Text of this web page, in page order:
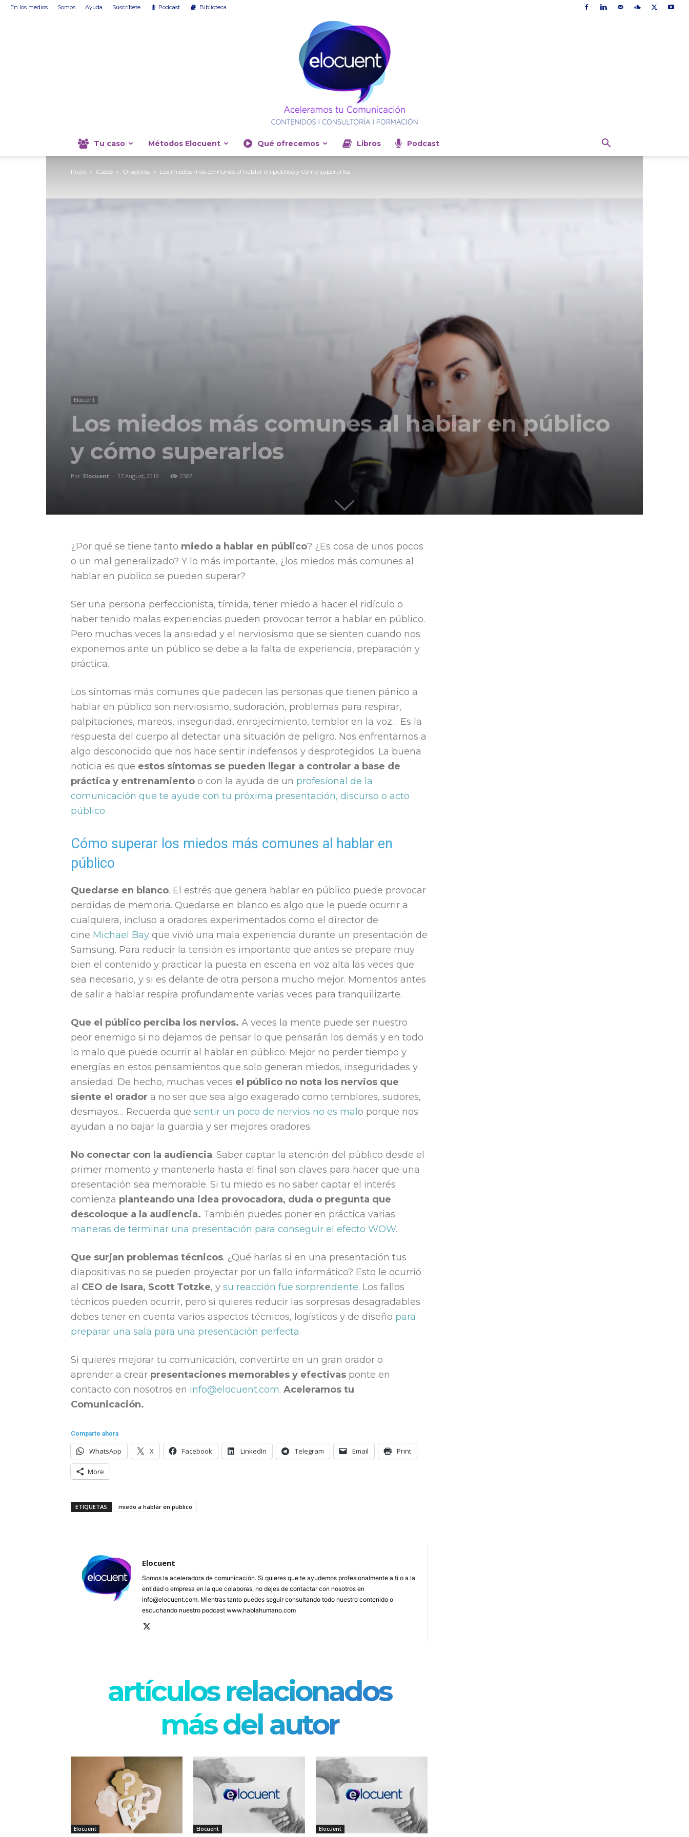
En los medios Somos Ayuda Suscríbete Podcast Biblioteca
que
liderar
Tu caso Métodos Elocuent Qué ofrecemos Libros Podcast
Inicio Casos Oradores Los miedos más comunes al hablar en público y cómo superarlos
Elocuent
Los miedos más comunes al hablar en público
y cómo superarlos
Por Elocuent - 27 August, 2019 2387
¿Por qué se tiene tanto miedo a hablar en público? ¿Es cosa de unos pocos
o un mal generalizado? Y lo más importante, ¿los miedos más comunes al
hablar en publico se pueden superar?
Ser una persona perfeccionista, tímida, tener miedo a hacer el ridículo o
haber tenido malas experiencias pueden provocar terror a hablar en público.
Pero muchas veces la ansiedad y el nerviosismo que se sienten cuando nos
exponemos ante un público se debe a la falta de experiencia, preparación y
práctica.
Los síntomas más comunes que padecen las personas que tienen pánico a
hablar en público son nerviosismo, sudoración, problemas para respirar,
palpitaciones, mareos, inseguridad, enrojecimiento, temblor en la voz… Es la
respuesta del cuerpo al detectar una situación de peligro. Nos enfrentarnos a
algo desconocido que nos hace sentir indefensos y desprotegidos. La buena
noticia es que estos síntomas se pueden llegar a controlar a base de
práctica y entrenamiento o con la ayuda de un profesional de la
comunicación que te ayude con tu próxima presentación, discurso o acto
público.
Cómo superar los miedos más comunes al hablar en
público
Quedarse en blanco. El estrés que genera hablar en público puede provocar
perdidas de memoria. Quedarse en blanco es algo que le puede ocurrir a
cualquiera, incluso a oradores experimentados como el director de
cine Michael Bay que vivió una mala experiencia durante un presentación de
Samsung. Para reducir la tensión es importante que antes se prepare muy
bien el contenido y practicar la puesta en escena en voz alta las veces que
sea necesario, y si es delante de otra persona mucho mejor. Momentos antes
de salir a hablar respira profundamente varias veces para tranquilizarte.
Que el público perciba los nervios. A veces la mente puede ser nuestro
peor enemigo si no dejamos de pensar lo que pensarán los demás y en todo
lo malo que puede ocurrir al hablar en público. Mejor no perder tiempo y
energías en estos pensamientos que solo generan miedos, inseguridades y
ansiedad. De hecho, muchas veces el público no nota los nervios que
siente el orador a no ser que sea algo exagerado como temblores, sudores,
desmayos… Recuerda que sentir un poco de nervios no es mal o porque nos
ayudan a no bajar la guardia y ser mejores oradores.
No conectar con la audiencia. Saber captar la atención del público desde el
primer momento y mantenerla hasta el final son claves para hacer que una
presentación sea memorable. Si tu miedo es no saber captar el interés
comienza planteando una idea provocadora, duda o pregunta que
descoloque a la audiencia. También puedes poner en práctica varias
maneras de terminar una presentación para conseguir el efecto WOW.
Que surjan problemas técnicos. ¿Qué harías si en una presentación tus
diapositivas no se pueden proyectar por un fallo informático? Esto le ocurrió
al CEO de Isara, Scott Totzke, y su reacción fue sorprendente. Los fallos
técnicos pueden ocurrir, pero si quieres reducir las sorpresas desagradables
debes tener en cuenta varios aspectos técnicos, logísticos y de diseño para
preparar una sala para una presentación perfecta.
Si quieres mejorar tu comunicación, convertirte en un gran orador o
aprender a crear presentaciones memorables y efectivas ponte en
contacto con nosotros en info@elocuent.com. Aceleramos tu
Comunicación.
Comparte ahora
WhatsApp X Facebook LinkedIn Telegram Email Print
More
ETIQUETAS miedo a hablar en publico
Elocuent
Somos la aceleradora de comunicación. Si quieres que te ayudemos profesionalmente a ti o a la
entidad o empresa en la que colaboras, no dejes de contactar con nosotros en
info@elocuent.com. Mientras tanto puedes seguir consultando todo nuestro contenido o
escuchando nuestro podcast www.hablahumano.com
artículos relacionados
más del autor
Elocuent Elocuent Elocuent